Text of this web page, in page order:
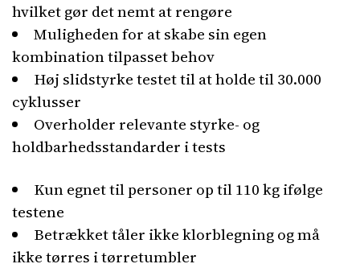
hvilket gør det nemt at rengøre
Muligheden for at skabe sin egen
kombination tilpasset behov
Høj slidstyrke testet til at holde til 30.000
cyklusser
Overholder relevante styrke- og
holdbarhedsstandarder i tests
Kun egnet til personer op til 110 kg ifølge
testene
Betrækket tåler ikke klorblegning og må
ikke tørres i tørretumbler